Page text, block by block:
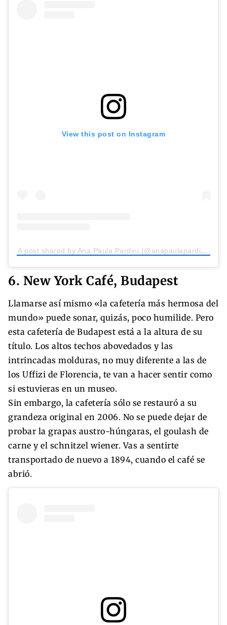
View this post on Instagram
A post shared by Ana Paula Pardini (@anapaulapardini)
6. New York Café, Budapest
Llamarse así mismo «la cafetería más hermosa del
mundo» puede sonar, quizás, poco humilide. Pero
esta cafetería de Budapest está a la altura de su
título. Los altos techos abovedados y las
intrincadas molduras, no muy diferente a las de
los Uffizi de Florencia, te van a hacer sentir como
si estuvieras en un museo.
Sin embargo, la cafetería sólo se restauró a su
grandeza original en 2006. No se puede dejar de
probar la grapas austro-húngaras, el goulash de
carne y el schnitzel wiener. Vas a sentirte
transportado de nuevo a 1894, cuando el café se
abrió.